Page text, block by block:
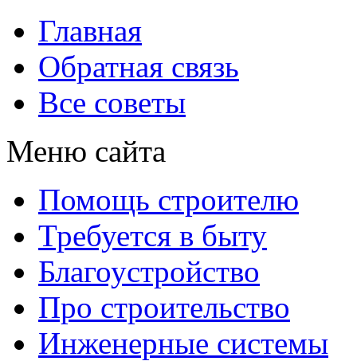
Главная
Обратная связь
Все советы
Меню сайта
Помощь строителю
Требуется в быту
Благоустройство
Про строительство
Инженерные системы